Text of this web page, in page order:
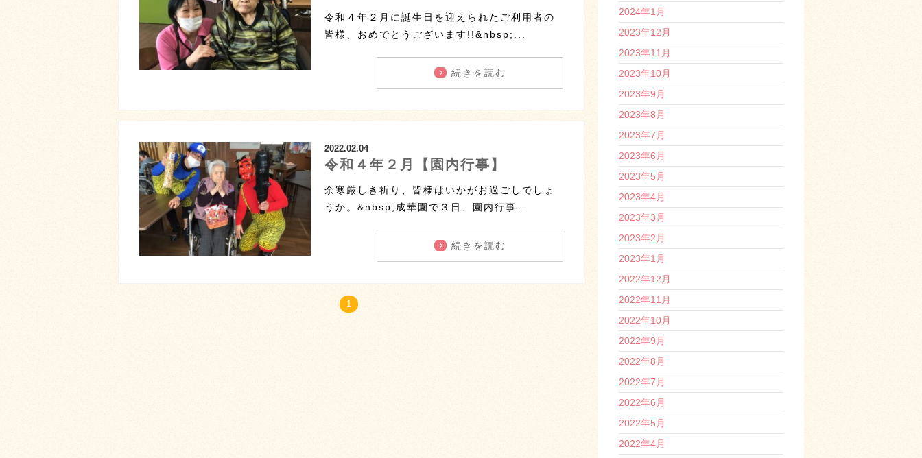
令和４年２月に誕生日を迎えられたご利用者の
皆様、おめでとうございます!!&nbsp;...
続きを読む
2022.02.04
令和４年２月【園内行事】
余寒厳しき祈り、皆様はいかがお過ごしでしょ
うか。&nbsp;成華園で３日、園内行事...
続きを読む
1
2024年1月
2023年12月
2023年11月
2023年10月
2023年9月
2023年8月
2023年7月
2023年6月
2023年5月
2023年4月
2023年3月
2023年2月
2023年1月
2022年12月
2022年11月
2022年10月
2022年9月
2022年8月
2022年7月
2022年6月
2022年5月
2022年4月